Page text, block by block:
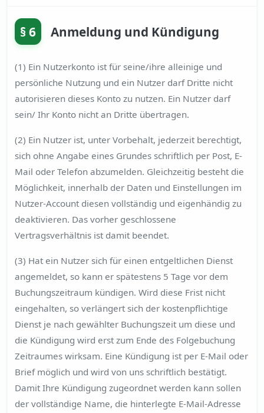
§ 6 Anmeldung und Kündigung
(1) Ein Nutzerkonto ist für seine/ihre alleinige und
persönliche Nutzung und ein Nutzer darf Dritte nicht
autorisieren dieses Konto zu nutzen. Ein Nutzer darf
sein/ Ihr Konto nicht an Dritte übertragen.
(2) Ein Nutzer ist, unter Vorbehalt, jederzeit berechtigt,
sich ohne Angabe eines Grundes schriftlich per Post, E-
Mail oder Telefon abzumelden. Gleichzeitig besteht die
Möglichkeit, innerhalb der Daten und Einstellungen im
Nutzer-Account diesen vollständig und eigenhändig zu
deaktivieren. Das vorher geschlossene
Vertragsverhältnis ist damit beendet.
(3) Hat ein Nutzer sich für einen entgeltlichen Dienst
angemeldet, so kann er spätestens 5 Tage vor dem
Buchungszeitraum kündigen. Wird diese Frist nicht
eingehalten, so verlängert sich der kostenpflichtige
Dienst je nach gewählter Buchungszeit um diese und
die Kündigung wird erst zum Ende des Folgebuchung
Zeitraumes wirksam. Eine Kündigung ist per E-Mail oder
Brief möglich und wird von uns schriftlich bestätigt.
Damit Ihre Kündigung zugeordnet werden kann sollen
der vollständige Name, die hinterlegte E-Mail-Adresse